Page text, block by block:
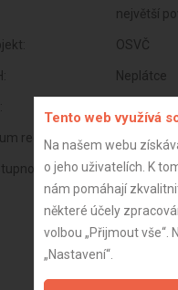
největší
OSVČ
Neplátce
registrace: 20.5.2014
Tento web využívá
Na našem webu
o jeho uživatelích. K
nám pomáhají
některé účely
volbou „Přijmout vše“.
„Nastavení“.